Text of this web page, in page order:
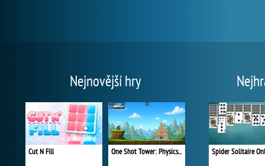
Nejnovější hry
Cut N Fill One Shot Tower: Physics Destroyer Spider Solitaire